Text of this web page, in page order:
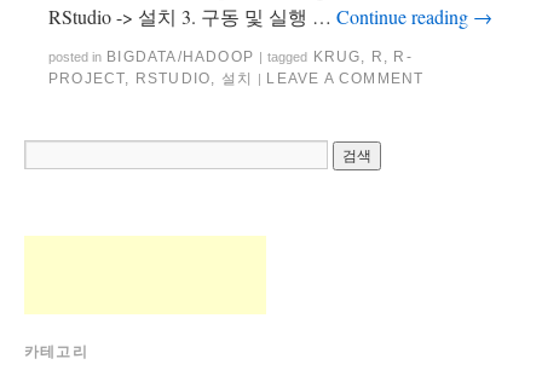
RStudio -> 설치 3. 구동 및 실행 … Continue reading →
posted in BIGDATA/HADOOP | tagged KRUG, R , R-
PROJECT, RSTUDIO, 설치 | LEAVE A COMMENT
카테고리